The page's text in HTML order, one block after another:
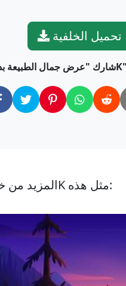
تحميل الخلفية
المزيد من خلفيات 4K مثل هذه: